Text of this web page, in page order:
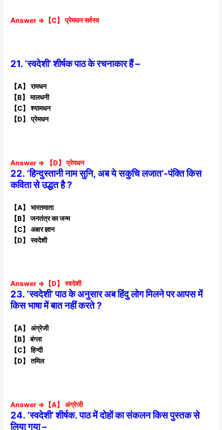
Answer ⇒【C】 प्रेमघन सर्वस्व
21. ‘स्वदेशी’ शीर्षक पाठ के रचनाकार हैं –
【A】 रामधन
【B】 मालधनी
【C】 श्यामधन
【D】 प्रेमधन
Answer ⇒ 【D】 प्रेमधन
22. ‘हिन्दुस्तानी नाम सुनि, अब ये सकुचि लजात’-पंक्ति किस
कविता से उद्धत है ?
【A】 भारतमाता
【B】 जनतंत्र का जन्म
【C】 अक्षर ज्ञान
【D】 स्वदेशी
Answer ⇒【D】 स्वदेशी
23. ‘स्वदेशी’ पाठ के अनुसार अब हिंदु लोग मिलने पर आपस में
किस भाषा में बात नहीं करते ?
【A】 अंग्रेजी
【B】 बंग्ला
【C】 हिन्दी
【D】 तमिल
Answer ⇒【A】 अंग्रेजी
24. ‘स्वदेशी’ शीर्षक. पाठ में दोहों का संकलन किस पुस्तक से
लिया गया –